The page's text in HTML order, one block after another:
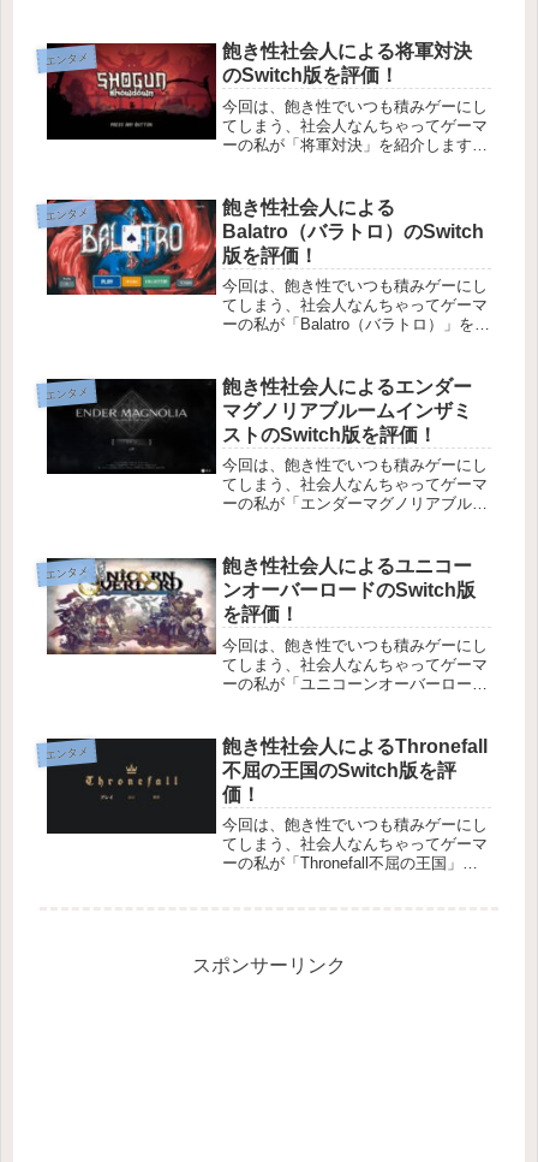
は、ローグライトに恋愛要素と様々な
ゲーム性が混ざったゲームです。魅力
的...
エンタメ
飽き性社会人による将軍対決
のSwitch版を評価！
今回は、飽き性でいつも積みゲーにし
てしまう、社会人なんちゃってゲーマ
ーの私が「将軍対決」を紹介します。
す。プレイヤーと敵が一直線に並んで
おり、行動札を状況に合わせて使う戦
闘...
エンタメ
飽き性社会人による
Balatro（バラトロ）のSwitch
版を評価！
今回は、飽き性でいつも積みゲーにし
てしまう、社会人なんちゃってゲーマ
ーの私が「Balatro（バラトロ）」を紹
以上売れたゲームです。・脳内麻薬が
でる・時間が溶け...
エンタメ
飽き性社会人によるエンダー
マグノリアブルームインザミ
ストのSwitch版を評価！
今回は、飽き性でいつも積みゲーにし
てしまう、社会人なんちゃってゲーマ
ーの私が「エンダーマグノリアブルー
グノリア」は、探索型２Dアクション
RPGゲームです。２０２１年に発売
さ...
エンタメ
飽き性社会人によるユニコー
ンオーバーロードのSwitch版
を評価！
今回は、飽き性でいつも積みゲーにし
てしまう、社会人なんちゃってゲーマ
ーの私が「ユニコーンオーバーロー
プレイした人たちが・神げー確定・超
絶傑作の予感・名作の良いとこどり...
エンタメ
飽き性社会人によるThronefall
不屈の王国のSwitch版を評
価！
今回は、飽き性でいつも積みゲーにし
てしまう、社会人なんちゃってゲーマ
ーの私が「Thronefall不屈の王国」を
スポンサーリンク